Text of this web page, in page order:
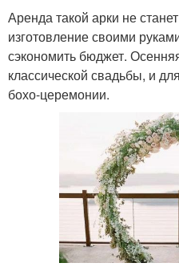
Аренда такой арки не
изготовление своими
сэкономить бюджет.
классической свадьбы, и
бохо-церемонии.